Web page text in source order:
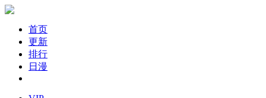
首页
更新
排行
日漫